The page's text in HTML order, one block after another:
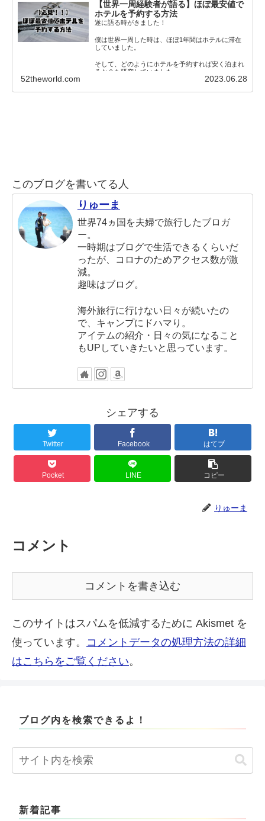
【世界一周経験者が語る】ほぼ最安値で
ホテルを予約する方法
遂に語る時がきました！
僕は世界一周した時は、ほぼ1年間はホテルに滞在
していました。
そして、どのようにホテルを予約すれば安く泊まれ
るか？を研究していました。
52theworld.com 2023.06.28
このブログを書いてる人
りゅーま
世界74ヵ国を夫婦で旅行したブロガ
ー。
一時期はブログで生活できるくらいだ
ったが、コロナのためアクセス数が激
減。
趣味はブログ。
海外旅行に行けない日々が続いたの
で、キャンプにドハマり。
アイテムの紹介・日々の気になること
もUPしていきたいと思っています。
シェアする
Twitter Facebook はてブ
Pocket LINE コピー
りゅーま
コメント
コメントを書き込む
このサイトはスパムを低減するために Akismet を
使っています。 コメントデータの処理方法の詳細
はこちらをご覧ください。
ブログ内を検索できるよ！
新着記事